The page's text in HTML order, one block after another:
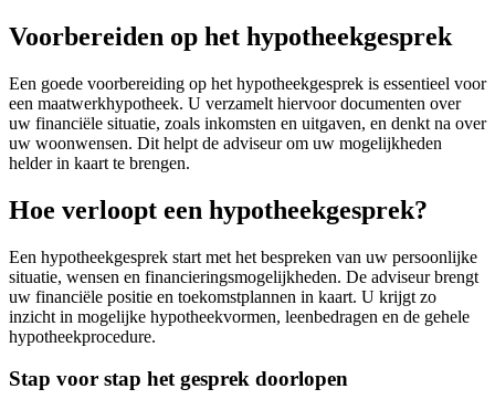
Voorbereiden op het hypotheekgesprek
Een goede voorbereiding op het hypotheekgesprek is essentieel voor
een maatwerkhypotheek. U verzamelt hiervoor documenten over
uw financiële situatie, zoals inkomsten en uitgaven, en denkt na over
uw woonwensen. Dit helpt de adviseur om uw mogelijkheden
helder in kaart te brengen.
Hoe verloopt een hypotheekgesprek?
Een hypotheekgesprek start met het bespreken van uw persoonlijke
situatie, wensen en financieringsmogelijkheden. De adviseur brengt
uw financiële positie en toekomstplannen in kaart. U krijgt zo
inzicht in mogelijke hypotheekvormen, leenbedragen en de gehele
hypotheekprocedure.
Stap voor stap het gesprek doorlopen